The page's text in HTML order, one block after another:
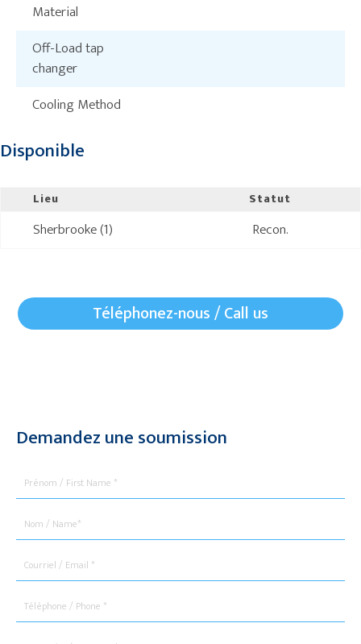
Material
Off-Load tap
changer
Cooling Method
Disponible
Lieu Statut
Sherbrooke (1) Recon.
Téléphonez-nous / Call us
Demandez une soumission